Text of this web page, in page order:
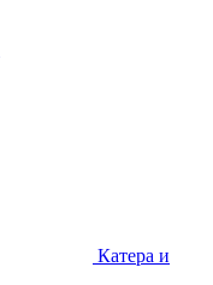
Катера и